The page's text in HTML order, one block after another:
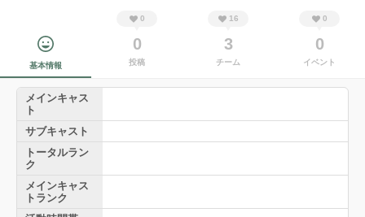
基本情報
0
0
投稿
16
3
チーム
0
0
イベント
メインキャス
ト
サブキャスト
トータルラン
ク
メインキャス
トランク